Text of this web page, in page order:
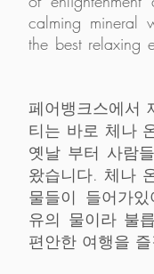
calming mineral
the best relaxing
페어뱅크스에서
티는 바로 체나
옛날 부터 사람
왔습니다. 체나
물들이 들어가
유의 물이라 불
편안한 여행을